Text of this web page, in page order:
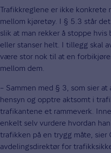
Trafikkreglene er ikke konkrete
mellom kjøretøy. I § 5.3 står
slik at man rekker å stoppe
eller stanser helt. I tillegg skal
være stor nok til at en
mellom dem.
– Sammen med § 3, som sier
hensyn og opptre aktsomt i
trafikantene et rammeverk.
enkelt selv vurdere hvordan
trafikken på en trygg måte, sier
avdelingsdirektør for